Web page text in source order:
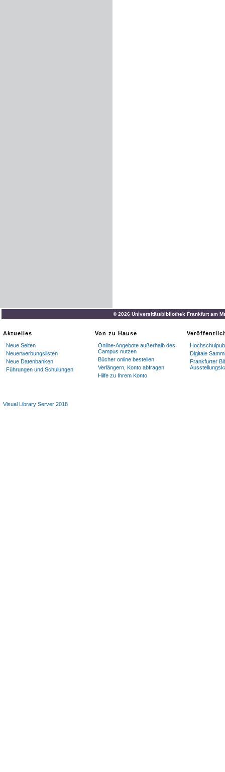
© 2026 Universitätsbibliothek Frankfurt am
Aktuelles
Neue Seiten
Neuerwerbungslisten
Neue Datenbanken
Führungen und Schulungen
Von zu Hause
Online-Angebote außerhalb des
Campus nutzen
Bücher online bestellen
Verlängern, Konto abfragen
Hilfe zu Ihrem Konto
Digitale
Frankfurter
Visual Library Server 2018